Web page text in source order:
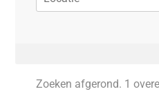
Zoeken afgerond. 1